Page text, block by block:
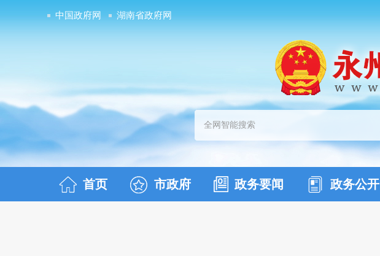
中国政府网 湖南省政府网
首页 市政府 政务要闻 政务公开